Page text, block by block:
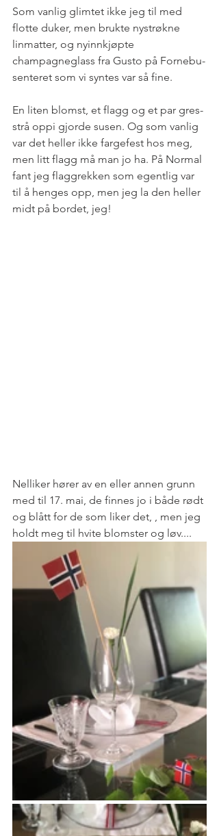
Som vanlig glimtet ikke jeg til med
flotte duker, men brukte nystrøkne
linmatter, og nyinnkjøpte
champagneglass fra Gusto på Fornebu-
senteret som vi syntes var så fine.
En liten blomst, et flagg og et par gres-
strå oppi gjorde susen. Og som vanlig
var det heller ikke fargefest hos meg,
men litt flagg må man jo ha. På Normal
fant jeg flaggrekken som egentlig var
til å henges opp, men jeg la den heller
midt på bordet, jeg!
Nelliker hører av en eller annen grunn
med til 17. mai, de finnes jo i både rødt
og blått for de som liker det, , men jeg
holdt meg til hvite blomster og løv....